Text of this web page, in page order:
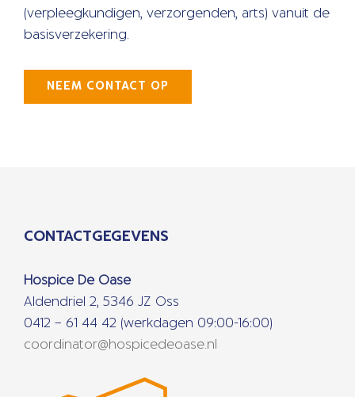
(verpleegkundigen, verzorgenden, arts) vanuit de
basisverzekering.
NEEM CONTACT OP
CONTACTGEGEVENS
Hospice De Oase
Aldendriel 2, 5346 JZ Oss
0412 – 61 44 42 (werkdagen 09:00-16:00)
coordinator@hospicedeoase.nl